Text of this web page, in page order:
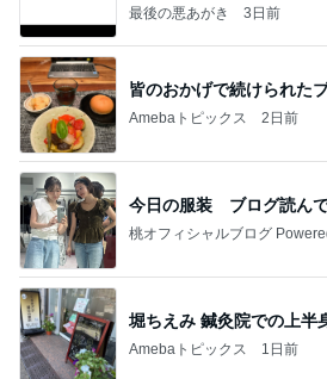
最後の悪あがき 3日前
皆のおかげで続けられた
Amebaトピックス 2日前
今日の服装 ブログ読んで
桃オフィシャルブログ
堀ちえみ 鍼灸院での上半
Amebaトピックス 1日前